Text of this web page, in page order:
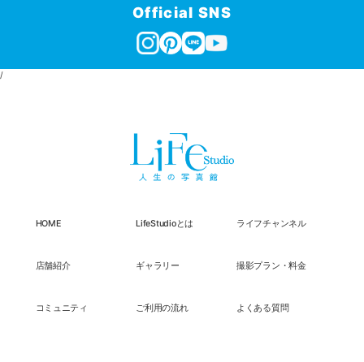
Official SNS
/
HOME LifeStudioとは ライフチャンネル
店舗紹介 ギャラリー 撮影プラン・料金
コミュニティ ご利用の流れ よくある質問